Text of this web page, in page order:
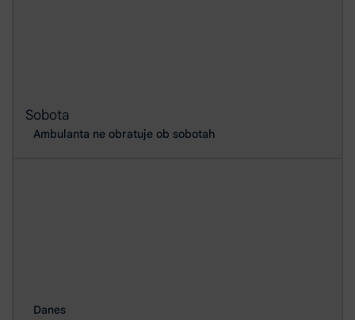
Sobota
Ambulanta ne obratuje ob sobotah
Danes